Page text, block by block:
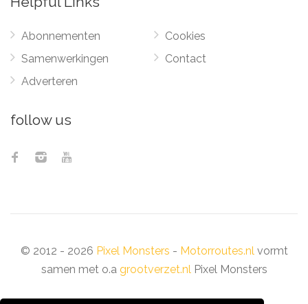
Abonnementen
Samenwerkingen
Adverteren
Cookies
Contact
follow us
© 2012 - 2026 Pixel Monsters - Motorroutes.nlvormt
samen met o.a grootverzet.nlPixel Monsters